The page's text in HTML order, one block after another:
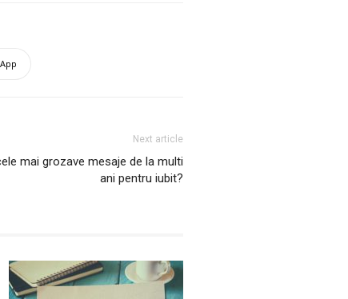
Next article
mai grozave mesaje de la multi
ani pentru iubit?